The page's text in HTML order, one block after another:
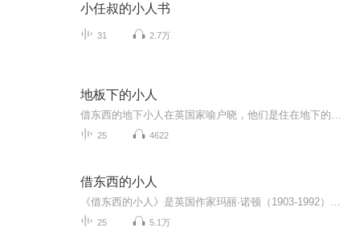
小任叔的小人书
31 2.7万
地板下的小人
25 4622
借东西的小人
25 5.1万